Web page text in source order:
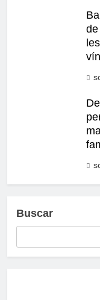
Buscar